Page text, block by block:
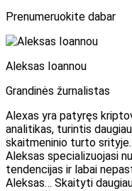
Prenumeruokite dabar
Aleksas Ioannou
Grandinės žurnalistas
Alexas yra patyręs
analitikas, turintis
skaitmeninio turto
Aleksas specializuojasi
tendencijas ir labai
Aleksas… Skaityti